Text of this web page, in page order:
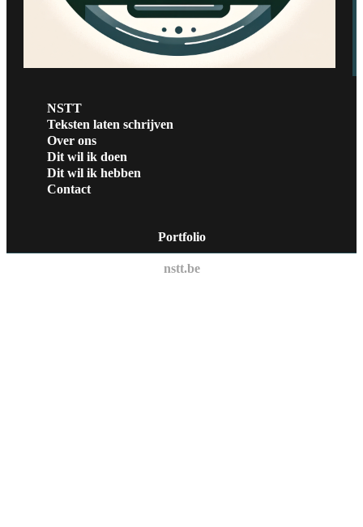
NSTT
Teksten laten schrijven
Over ons
Dit wil ik doen
Dit wil ik hebben
Contact
Portfolio
nstt.be